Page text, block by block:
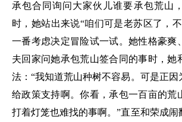
承包合同询问大家伙儿谁要承包荒山
时，她站出来说“咱们可是老苏区了，
一番考虑决定冒险试一试。她性格豪爽
夫回家问她承包荒山签合同的事时，她
法：“我知道荒山种树不容易。可是正因
给政策支持啊。你看，承包一百亩的荒
打着灯笼也难找的事啊。”直至和荣成闹